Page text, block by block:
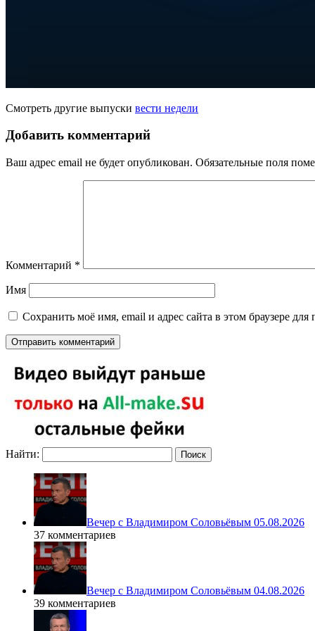
Смотреть другие выпуски вести недели
Добавить комментарий
Ваш адрес email не будет опубликован. Обязательные поля
Комментарий *
Имя
Сохранить моё имя, email и адрес сайта в этом браузере
Найти:
Вечер с Владимиром Соловьёвым 05.08.2026
37 комментариев
Вечер с Владимиром Соловьёвым 04.08.2026
39 комментариев